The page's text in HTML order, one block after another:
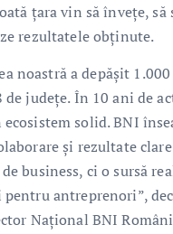
țara vin să învețe, să
rezultatele obținute.
noastră a depășit
județe. În 10 ani de
solid. BNI
și rezultate
business, ci o sursă
antreprenori”,
Național BNI